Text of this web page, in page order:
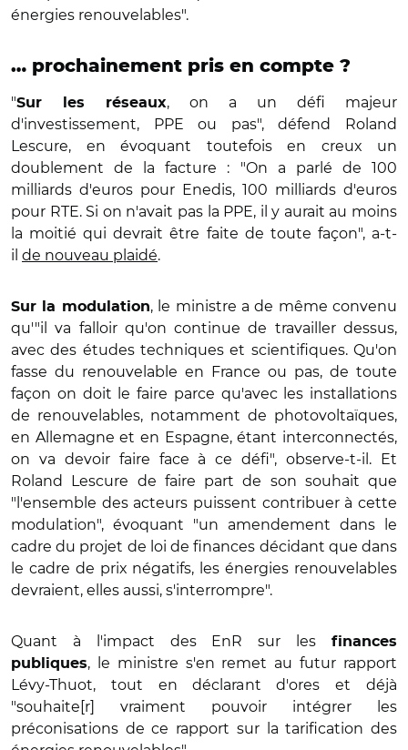
énergies renouvelables".
… prochainement pris en compte ?
"Sur les réseaux, on a un défi majeur
d'investissement, PPE ou pas", défend Roland
Lescure, en évoquant toutefois en creux un
doublement de la facture : "On a parlé de 100
milliards d'euros pour Enedis, 100 milliards d'euros
pour RTE. Si on n'avait pas la PPE, il y aurait au moins
la moitié qui devrait être faite de toute façon", a-t-
il de nouveau plaidé.
Sur la modulation, le ministre a de même convenu
qu'"il va falloir qu'on continue de travailler dessus,
avec des études techniques et scientifiques. Qu'on
fasse du renouvelable en France ou pas, de toute
façon on doit le faire parce qu'avec les installations
de renouvelables, notamment de photovoltaïques,
en Allemagne et en Espagne, étant interconnectés,
on va devoir faire face à ce défi", observe-t-il. Et
Roland Lescure de faire part de son souhait que
"l'ensemble des acteurs puissent contribuer à cette
modulation", évoquant "un amendement dans le
cadre du projet de loi de finances décidant que dans
le cadre de prix négatifs, les énergies renouvelables
devraient, elles aussi, s'interrompre".
Quant à l'impact des EnR sur les finances
publiques, le ministre s'en remet au futur rapport
Lévy-Thuot, tout en déclarant d'ores et déjà
"souhaite[r] vraiment pouvoir intégrer les
préconisations de ce rapport sur la tarification des